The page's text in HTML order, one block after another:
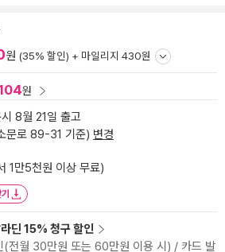
원 (35% 할인) + 마일리지 430원
원
8월 21일 출고
문로 89-31 기준) 변경
1만5천원 이상 무료)
딘 15% 청구 할인
(전월 30만원 또는 60만원 이용 시) / 카드 발